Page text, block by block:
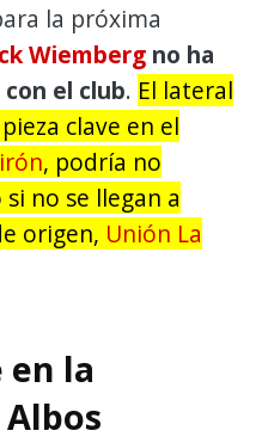
la próxima
Wiemberg no ha
el club. El lateral
clave en el
, podría no
no se llegan a
origen, Unión La
la